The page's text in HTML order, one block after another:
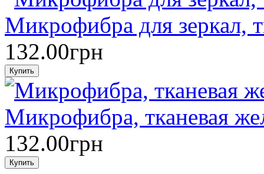
Микрофибра для зеркал,
132.00грн
Микрофибра, тканевая
132.00грн